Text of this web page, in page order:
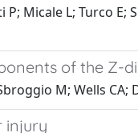
Micale L; Turco E;
of the Z-
M; Wells CA;
injury